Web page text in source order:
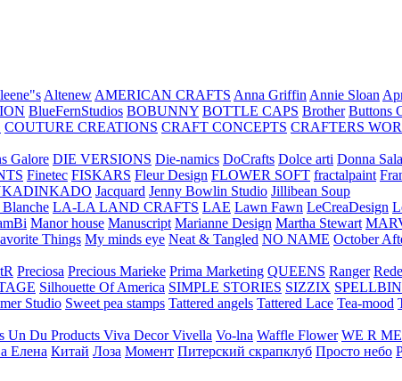
Altenew AMERICAN CRAFTS Anna Griffin Annie Sloan
BlueFernStudios BOBUNNY BOTTLE CAPS Brother Buttons
COUTURE CREATIONS CRAFT CONCEPTS CRAFTERS
Galore DIE VERSIONS Die-namics DoCrafts Dolce arti Donna
Finetec FISKARS Fleur Design FLOWER SOFT fractalpaint
Jacquard Jenny Bowlin Studio Jillibean Soup
LA-LA LAND CRAFTS LAE Lawn Fawn LeCreaDesign
Manor house Manuscript Marianne Design Martha Stewart
Things My minds eye Neat & Tangled NO NAME October
Preciosa Precious Marieke Prima Marketing QUEENS Ranger
Silhouette Of America SIMPLE STORIES SIZZIX
Studio Sweet pea stamps Tattered angels Tattered Lace Tea-mood
Un Du Products Viva DecorVivella Vo-lna Waffle Flower WE R
Елена Китай Лоза Момент Питерский скрапклуб Просто небо